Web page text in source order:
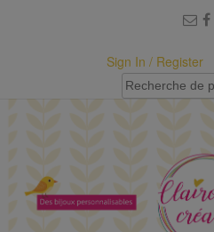
Sign In / Register
Recherche
pour :